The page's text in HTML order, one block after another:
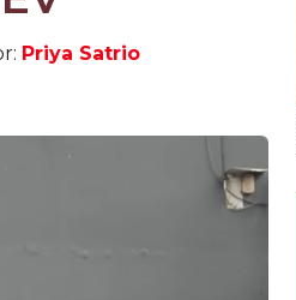
Priya Satrio